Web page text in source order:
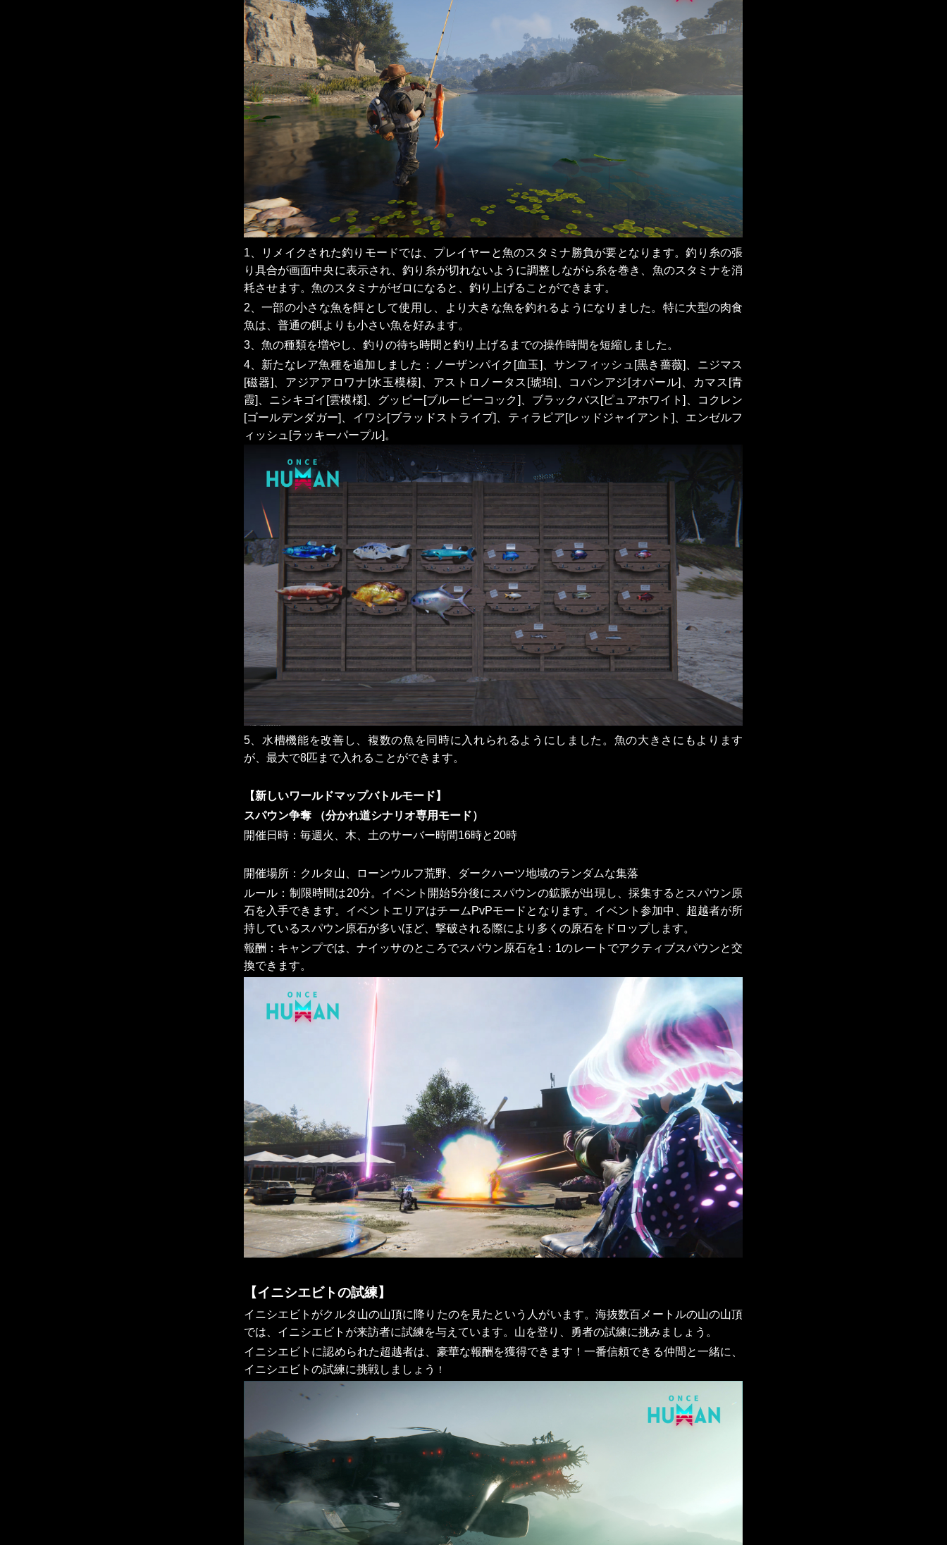
1、リメイクされた釣りモードでは、プレイヤーと魚のスタミナ勝負が要となります。釣り糸の張
り具合が画面中央に表示され、釣り糸が切れないように調整しながら糸を巻き、魚のスタミナを消
耗させます。魚のスタミナがゼロになると、釣り上げることができます。
2、一部の小さな魚を餌として使用し、より大きな魚を釣れるようになりました。特に大型の肉食
魚は、普通の餌よりも小さい魚を好みます。
3、魚の種類を増やし、釣りの待ち時間と釣り上げるまでの操作時間を短縮しました。
4、新たなレア魚種を追加しました：ノーザンパイク[血玉]、サンフィッシュ[黒き薔薇]、ニジマス
[磁器]、アジアアロワナ[水玉模様]、アストロノータス[琥珀]、コバンアジ[オパール]、カマス[青
霞]、ニシキゴイ[雲模様]、グッピー[ブルーピーコック]、ブラックバス[ピュアホワイト]、コクレン
[ゴールデンダガー]、イワシ[ブラッドストライプ]、ティラピア[レッドジャイアント]、エンゼルフ
ィッシュ[ラッキーパープル]。
5、水槽機能を改善し、複数の魚を同時に入れられるようにしました。魚の大きさにもよります
が、最大で8匹まで入れることができます。
【新しいワールドマップバトルモード】
スパウン争奪 （分かれ道シナリオ専用モード）
開催日時：毎週火、木、土のサーバー時間16時と20時
開催場所：クルタ山、ローンウルフ荒野、ダークハーツ地域のランダムな集落
ルール：制限時間は20分。イベント開始5分後にスパウンの鉱脈が出現し、採集するとスパウン原
石を入手できます。イベントエリアはチームPvPモードとなります。イベント参加中、超越者が所
持しているスパウン原石が多いほど、撃破される際により多くの原石をドロップします。
報酬：キャンプでは、ナイッサのところでスパウン原石を1：1のレートでアクティブスパウンと交
換できます。
【イニシエビトの試練】
イニシエビトがクルタ山の山頂に降りたのを見たという人がいます。海抜数百メートルの山の山頂
では、イニシエビトが来訪者に試練を与えています。山を登り、勇者の試練に挑みましょう。
イニシエビトに認められた超越者は、豪華な報酬を獲得できます！一番信頼できる仲間と一緒に、
イニシエビトの試練に挑戦しましょう
！